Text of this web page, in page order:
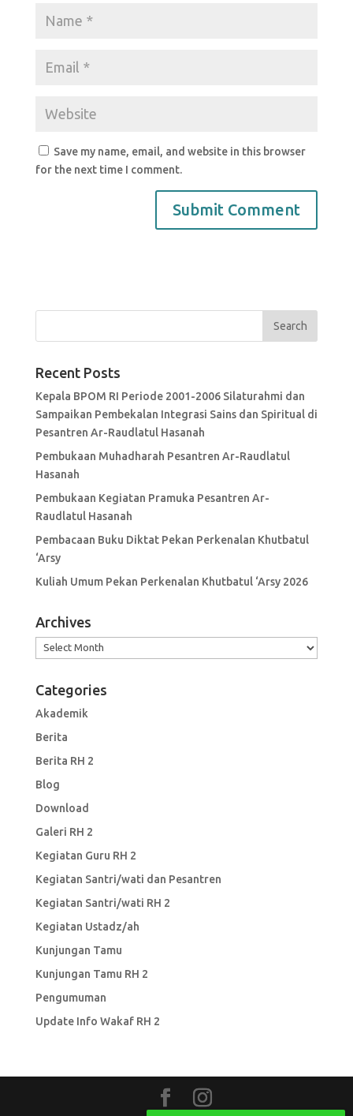
Save my name, email, and website in this browser
for the next time I comment.
Recent Posts
Kepala BPOM RI Periode 2001-2006 Silaturahmi dan
Sampaikan Pembekalan Integrasi Sains dan Spiritual di
Pesantren Ar-Raudlatul Hasanah
Pembukaan Muhadharah Pesantren Ar-Raudlatul
Hasanah
Pembukaan Kegiatan Pramuka Pesantren Ar-
Raudlatul Hasanah
Pembacaan Buku Diktat Pekan Perkenalan Khutbatul
‘Arsy
Kuliah Umum Pekan Perkenalan Khutbatul ‘Arsy 2026
Archives
Archives
Categories
Akademik
Berita
Berita RH 2
Blog
Download
Galeri RH 2
Kegiatan Guru RH 2
Kegiatan Santri/wati dan Pesantren
Kegiatan Santri/wati RH 2
Kegiatan Ustadz/ah
Kunjungan Tamu
Kunjungan Tamu RH 2
Pengumuman
Update Info Wakaf RH 2